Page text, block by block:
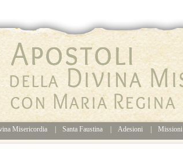
Misericordia Santa Faustina Adesioni Missioni